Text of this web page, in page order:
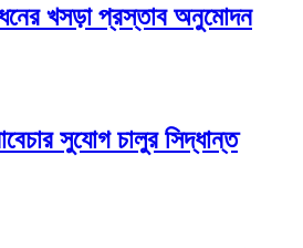
খসড়া প্রস্তাব অনুমোদন
সুযোগ চালুর সিদ্ধান্ত